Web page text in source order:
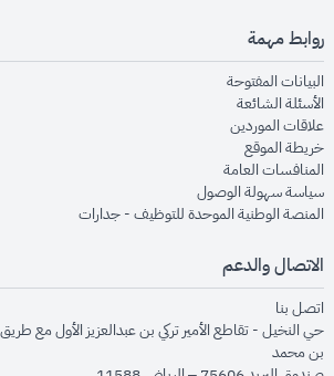
روابط مهمة
البيانات المفتوحةopens in new window
الأسئلة الشائعةopens in new window
علاقات الموردينopens in new window
خريطة الموقعopens in new window
المنافسات العامةopens in new window
سياسة سهولة الوصولopens in new window
المنصة الوطنية الموحدة للتوظيف - جداراتwindow
الاتصال والدعم
اتصل بنا
حي النخيل - تقاطع الأمير تركي بن عبدالعزيز الأول مع
بن محمد